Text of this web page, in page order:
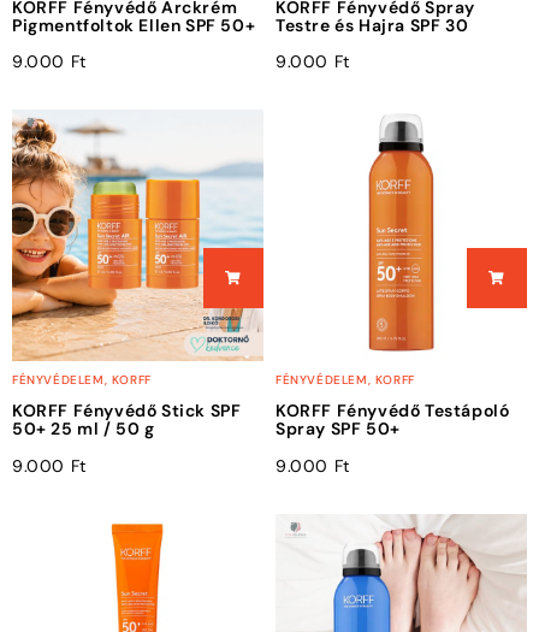
KORFF Fényvédő Arckrém
Pigmentfoltok Ellen SPF 50+
9.000 Ft
KORFF Fényvédő Spray
Testre és Hajra SPF 30
9.000 Ft
FÉNYVÉDELEM, KORFF
KORFF Fényvédő Stick SPF
50+ 25 ml / 50 g
9.000 Ft
FÉNYVÉDELEM, KORFF
KORFF Fényvédő Testápoló
Spray SPF 50+
9.000 Ft